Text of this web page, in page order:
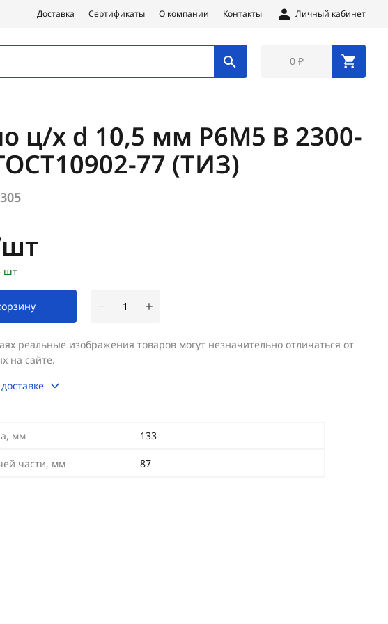
Доставка Сертификаты О компании Контакты Личный кабинет
0 ₽
ц/х d 10,5 мм Р6М5 В 2300-
77 (ТИЗ)
шт
реальные изображения товаров могут незначительно отличаться от
на сайте.
мм 133
части, мм 87